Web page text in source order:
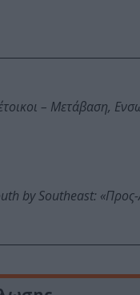
– Μετάβαση,
by Southeast: